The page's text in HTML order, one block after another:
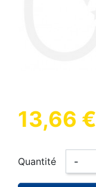
13,66 €
Quantité -